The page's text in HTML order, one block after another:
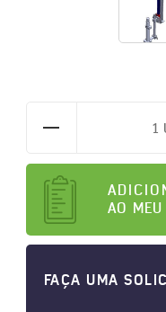
1
AO MEU
FAÇA UMA